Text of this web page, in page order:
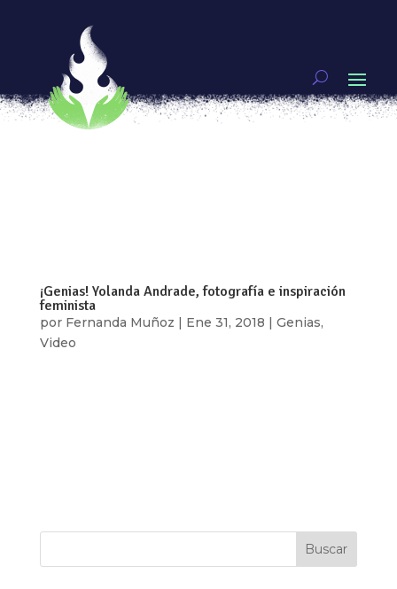
Ser fotoperiodista. Estar ahí, acompañar la ruptura
porEve Alcalá González Genias
Video
Mónica González asegura que como mujer
¡Genias! Yolanda Andrade, fotografía e inspiración
feminista
por Fernanda Muñoz | Ene 31, 2018 | Genias,
Video
Buscar